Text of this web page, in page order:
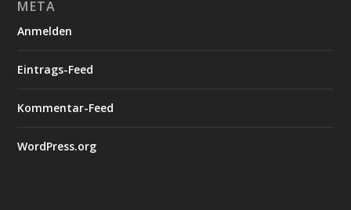
META
Anmelden
Eintrags-Feed
Kommentar-Feed
WordPress.org